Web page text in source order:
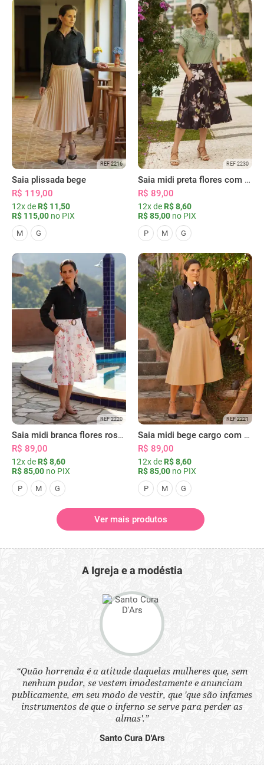
REF 2216
Saia plissada bege
R$ 119,00
12x de R$ 11,50
R$ 115,00 no PIX
M G
REF 2230
Saia midi preta flores com bolsos
R$ 89,00
12x de R$ 8,60
R$ 85,00 no PIX
P M G
REF 2220
Saia midi branca flores rosas com bolsos
R$ 89,00
12x de R$ 8,60
R$ 85,00 no PIX
P M G
REF 2221
Saia midi bege cargo com bolsos
R$ 89,00
12x de R$ 8,60
R$ 85,00 no PIX
P M G
Ver mais produtos
A Igreja e a modéstia
“Quão horrenda é a atitude daquelas mulheres que, sem
nenhum pudor, se vestem imodestamente e anunciam
publicamente, em seu modo de vestir, que 'que são infames
instrumentos de que o inferno se serve para perder as
almas'.”
Santo Cura D'Ars